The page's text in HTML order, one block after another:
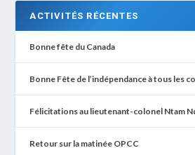
ACTIVITÉS RÉCENTES
Bonne fête du Canada
Bonne Fête de l’indépendance à tous les
Félicitations au lieutenant-colonel Ntam
Retour sur la matinée OPCC